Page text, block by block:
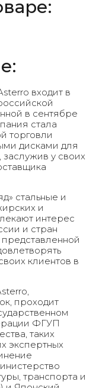
входит в
в сентябре
стала
торговли
дисками для
заслужив у своих
стальные и
и
интерес
и стран
клиентов в
проходит
ФГУП
таких
экспертных
транспорта и